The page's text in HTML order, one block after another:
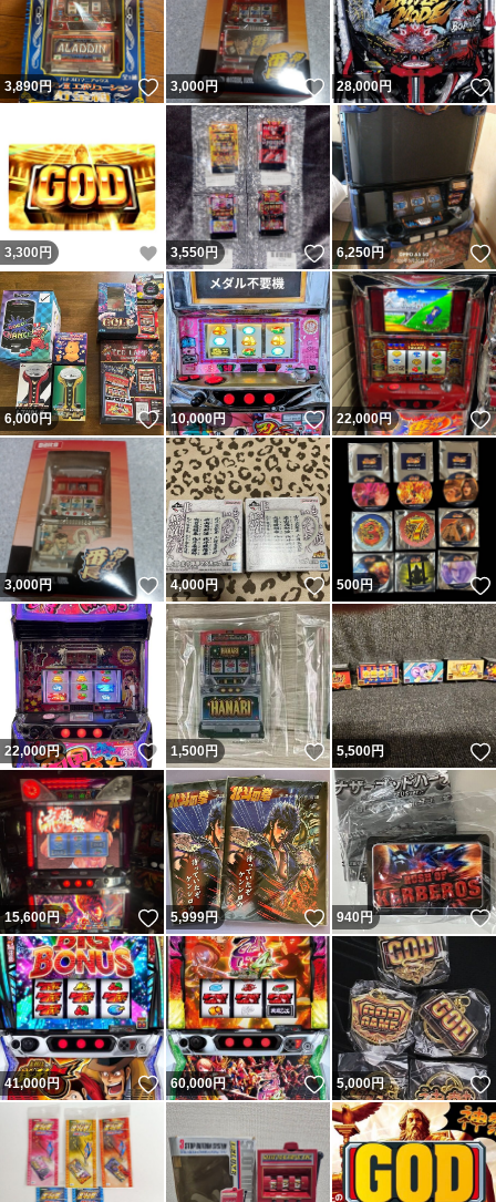
3,890円 いいね！
3,000円 いいね！
28,000円
3,300 円 いいね！
3,550円 いいね！
6,250円
6,000円 いいね！
10,000円 いいね！
22,000円
3,000円 いいね！
4,000円 いいね！
500円
22,000円 いいね！
1,500円 いいね！
5,500円
15,600円 いいね！
5,999円 いいね！
940円
41,000円 いいね！
60,000円 いいね！
5,000円